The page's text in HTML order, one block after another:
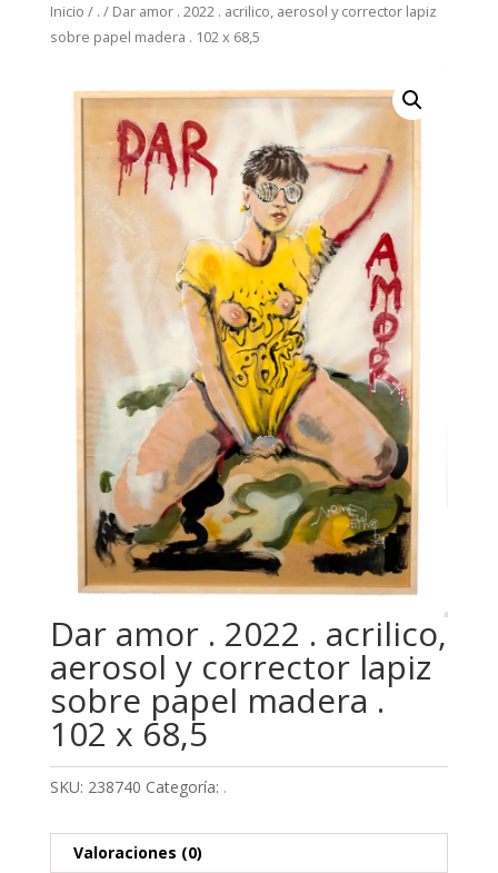
Inicio / . / Dar amor . 2022 . acrilico, aerosol y corrector lapiz
sobre papel madera . 102 x 68,5
Dar amor . 2022 . acrilico,
aerosol y corrector lapiz
sobre papel madera .
102 x 68,5
SKU: 238740 Categoría: .
Valoraciones (0)